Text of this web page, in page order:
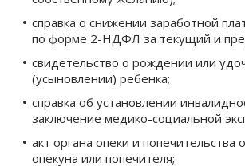
справка о снижении заработной
по форме 2-НДФЛ за текущий и
свидетельство о рождении или
(усыновлении) ребенка;
справка об установлении
заключение медико-социальной
акт органа опеки и попечительства
опекуна или попечителя;